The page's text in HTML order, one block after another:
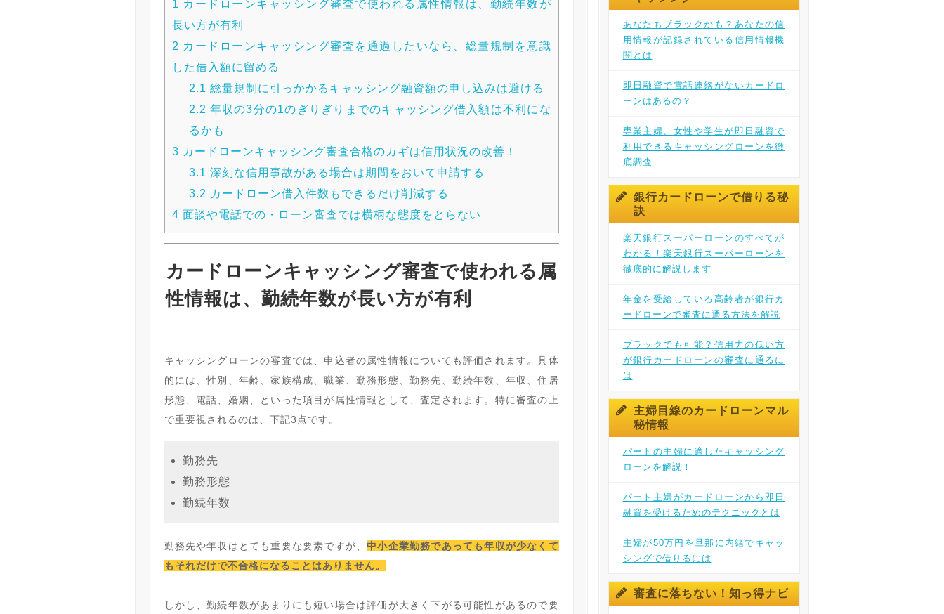
1 カードローンキャッシング審査で使われる属性情報は、勤続年数が
長い方が有利
2 カードローンキャッシング審査を通過したいなら、総量規制を意識
した借入額に留める
2.1 総量規制に引っかかるキャッシング融資額の申し込みは避ける
2.2 年収の3分の1のぎりぎりまでのキャッシング借入額は不利にな
るかも
3 カードローンキャッシング審査合格のカギは信用状況の改善！
3.1 深刻な信用事故がある場合は期間をおいて申請する
3.2 カードローン借入件数もできるだけ削減する
4 面談や電話での・ローン審査では横柄な態度をとらない
カードローンキャッシング審査で使われる属
性情報は、勤続年数が長い方が有利
キャッシングローンの審査では、申込者の属性情報についても評価されます。具体
的には、性別、年齢、家族構成、職業、勤務形態、勤務先、勤続年数、年収、住居
形態、電話、婚姻、といった項目が属性情報として、査定されます。特に審査の上
で重要視されるのは、下記3点です。
勤務先
勤務形態
勤続年数
勤務先や年収はとても重要な要素ですが、中小企業勤務であっても年収が少なくて
もそれだけで不合格になることはありません。
しかし、勤続年数があまりにも短い場合は評価が大きく下がる可能性があるので要
あなたもブラックかも？あなたの信
用情報が記録されている信用情報機
関とは
即日融資で電話連絡がないカードロ
ーンはあるの？
専業主婦、女性や学生が即日融資で
利用できるキャッシングローンを徹
底調査
銀行カードローンで借りる秘
訣
楽天銀行スーパーローンのすべてが
わかる！楽天銀行スーパーローンを
徹底的に解説します
年金を受給している高齢者が銀行カ
ードローンで審査に通る方法を解説
ブラックでも可能？信用力の低い方
が銀行カードローンの審査に通るに
は
主婦目線のカードローンマル
秘情報
パートの主婦に適したキャッシング
ローンを解説！
パート主婦がカードローンから即日
融資を受けるためのテクニックとは
主婦が50万円を旦那に内緒でキャッ
シングで借りるには
審査に落ちない！知っ得ナビ